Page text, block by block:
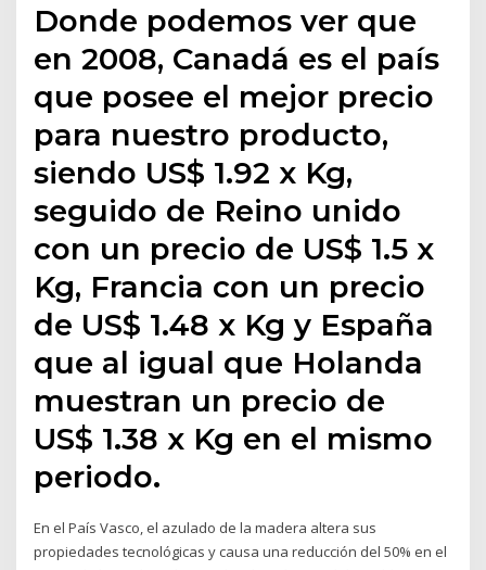
Donde podemos ver que
en 2008, Canadá es el país
que posee el mejor precio
para nuestro producto,
siendo US$ 1.92 x Kg,
seguido de Reino unido
con un precio de US$ 1.5 x
Kg, Francia con un precio
de US$ 1.48 x Kg y España
que al igual que Holanda
muestran un precio de
US$ 1.38 x Kg en el mismo
periodo.
En el País Vasco, el azulado de la madera altera sus
propiedades tecnológicas y causa una reducción del 50% en el